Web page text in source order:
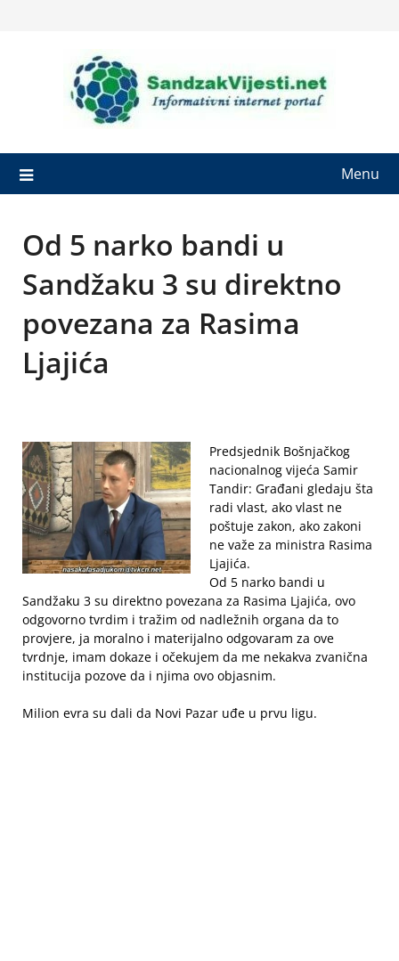
Menu
Od 5 narko bandi u
Sandžaku 3 su direktno
povezana za Rasima
Ljajića
Predsjednik Bošnjačkog
nacionalnog vijeća Samir
Tandir: Građani gledaju šta
radi vlast, ako vlast ne
poštuje zakon, ako zakoni
ne važe za ministra Rasima
Ljajića.
Od 5 narko bandi u
Sandžaku 3 su direktno povezana za Rasima Ljajića, ovo
odgovorno tvrdim i tražim od nadležnih organa da to
provjere, ja moralno i materijalno odgovaram za ove
tvrdnje, imam dokaze i očekujem da me nekakva zvanična
institucija pozove da i njima ovo objasnim.
Milion evra su dali da Novi Pazar uđe u prvu ligu.